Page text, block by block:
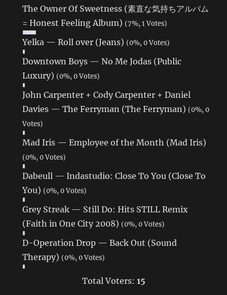
The Owner Of Sweetness (素直な気持ちアルバム
= Honest Feeling Album) (7%, 1 Votes)
Yelka — Roll over (Jeans) (0%, 0 Votes)
Downtown Boys — No Me Jodas (Public
Luxury) (0%, 0 Votes)
John Carpenter + Cody Carpenter + Daniel
Davies — The Ferryman (The Ferryman) (0%, 0
Votes)
Mad Iris — Employee of the Month (Mad Iris)
(0%, 0 Votes)
Dabeull — Indastudio: Close To You (Close To
You) (0%, 0 Votes)
Grey Streak — Still Do: Hits STILL Remix
(Faith in One City 2008) (0%, 0 Votes)
D-Operation Drop — Back Out (Sound
Therapy) (0%, 0 Votes)
Total Voters: 15